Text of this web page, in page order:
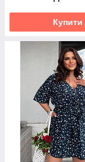
Купити